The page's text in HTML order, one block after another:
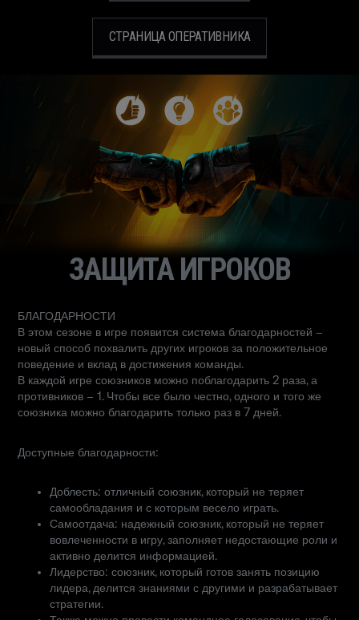
СТРАНИЦА ОПЕРАТИВНИКА
ЗАЩИТА ИГРОКОВ
БЛАГОДАРНОСТИ
В этом сезоне в игре появится система благодарностей –
новый способ похвалить других игроков за положительное
поведение и вклад в достижения команды.
В каждой игре союзников можно поблагодарить 2 раза, а
противников – 1. Чтобы все было честно, одного и того же
союзника можно благодарить только раз в 7 дней.
Доступные благодарности:
Доблесть: отличный союзник, который не теряет
самообладания и с которым весело играть.
Самоотдача: надежный союзник, который не теряет
вовлеченности в игру, заполняет недостающие роли и
активно делится информацией.
Лидерство: союзник, который готов занять позицию
лидера, делится знаниями с другими и разрабатывает
стратегии.